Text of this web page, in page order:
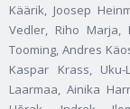
Käärik, Joosep
Vedler, Riho Marja,
Tooming, Andres
Kaspar Krass,
Laarmaa, Ainika